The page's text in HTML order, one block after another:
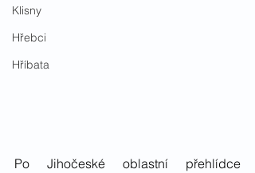
Klisny
Hřebci
Hříbata
Po Jihočeské oblastní přehlídce